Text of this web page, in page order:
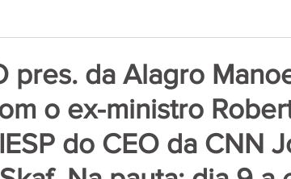
pres. da Alagro
o ex-ministro
do CEO da CNN